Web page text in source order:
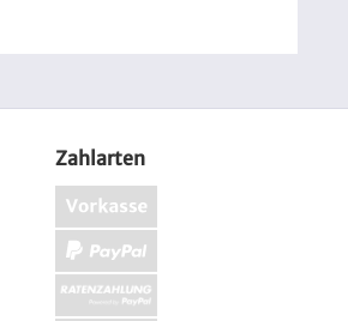
Zahlarten